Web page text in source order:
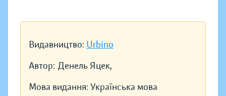
Видавництво: Urbino
Автор: Денель Яцек,
Мова видання: Українська мова